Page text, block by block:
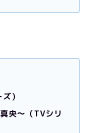
）
央～（TVシリ